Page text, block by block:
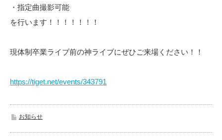
・指定曲撮影可能
を行います！！！！！！！
現体制卒業ライブ前の神ライブにぜひご来場ください！！
https://tiget.net/events/343791
お知らせ